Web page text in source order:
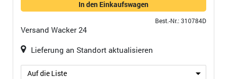
In den Einkaufswagen
Best.-Nr.: 310784D
Versand Wacker 24
Lieferung an Standort aktualisieren
Auf die Liste